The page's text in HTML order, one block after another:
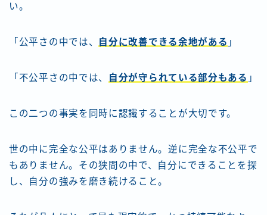
い。
「公平さの中では、 自分に改善できる余地がある 」
「不公平さの中では、 自分が守られている部分もある 」
この二つの事実を同時に認識することが大切です。
世の中に完全な公平はありません。逆に完全な不公平で
もありません。その狭間の中で、自分にできることを探
し、自分の強みを磨き続けること。